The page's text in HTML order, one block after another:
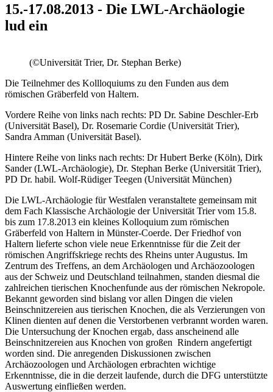
15.-17.08.2013 - Die LWL-Archäologie
lud ein
(©Universität Trier, Dr. Stephan Berke)
Die Teilnehmer des Kollloquiums zu den Funden aus dem
römischen Gräberfeld von Haltern.
Vordere Reihe von links nach rechts: PD Dr. Sabine Deschler-Erb
(Universität Basel), Dr. Rosemarie Cordie (Universität Trier),
Sandra Amman (Universität Basel).
Hintere Reihe von links nach rechts: Dr Hubert Berke (Köln), Dirk
Sander (LWL-Archäologie), Dr. Stephan Berke (Universität Trier),
PD Dr. habil. Wolf-Rüdiger Teegen (Universität München)
Die LWL-Archäologie für Westfalen veranstaltete gemeinsam mit
dem Fach Klassische Archäologie der Universität Trier vom 15.8.
bis zum 17.8.2013 ein kleines Kolloquium zum römischen
Gräberfeld von Haltern in Münster-Coerde. Der Friedhof von
Haltern lieferte schon viele neue Erkenntnisse für die Zeit der
römischen Angriffskriege rechts des Rheins unter Augustus. Im
Zentrum des Treffens, an dem Archäologen und Archäozoologen
aus der Schweiz und Deutschland teilnahmen, standen diesmal die
zahlreichen tierischen Knochenfunde aus der römischen Nekropole.
Bekannt geworden sind bislang vor allen Dingen die vielen
Beinschnitzereien aus tierischen Knochen, die als Verzierungen von
Klinen dienten auf denen die Verstorbenen verbrannt worden waren.
Die Untersuchung der Knochen ergab, dass anscheinend alle
Beinschnitzereien aus Knochen von großen Rindern angefertigt
worden sind. Die anregenden Diskussionen zwischen
Archäozoologen und Archäologen erbrachten wichtige
Erkenntnisse, die in die derzeit laufende, durch die DFG unterstützte
Auswertung einfließen werden.